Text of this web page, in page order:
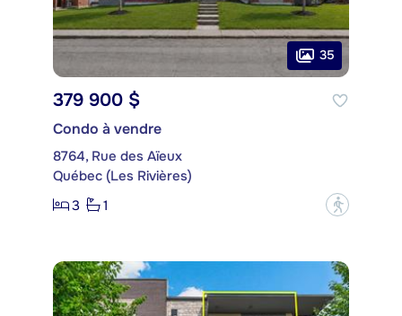
35
379 900 $
Condo à vendre
8764, Rue des Aïeux
Québec (Les Rivières)
3
1 ?